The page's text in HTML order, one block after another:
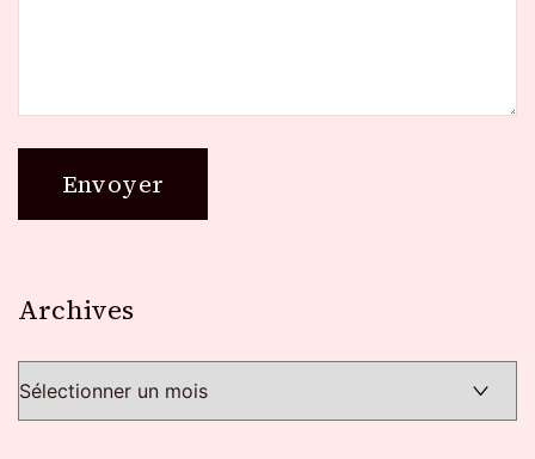
Archives